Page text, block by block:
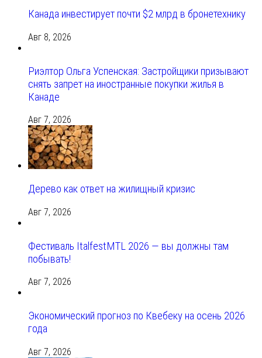
Канада инвестирует почти $2 млрд в бронетехнику
Авг 8, 2026
Риэлтор Ольга Успенская: Застройщики призывают
снять запрет на иностранные покупки жилья в
Канаде
Авг 7, 2026
Дерево как ответ на жилищный кризис
Авг 7, 2026
Фестиваль ItalfestMTL 2026 — вы должны там
побывать!
Авг 7, 2026
Экономический прогноз по Квебеку на осень 2026
года
Авг 7, 2026